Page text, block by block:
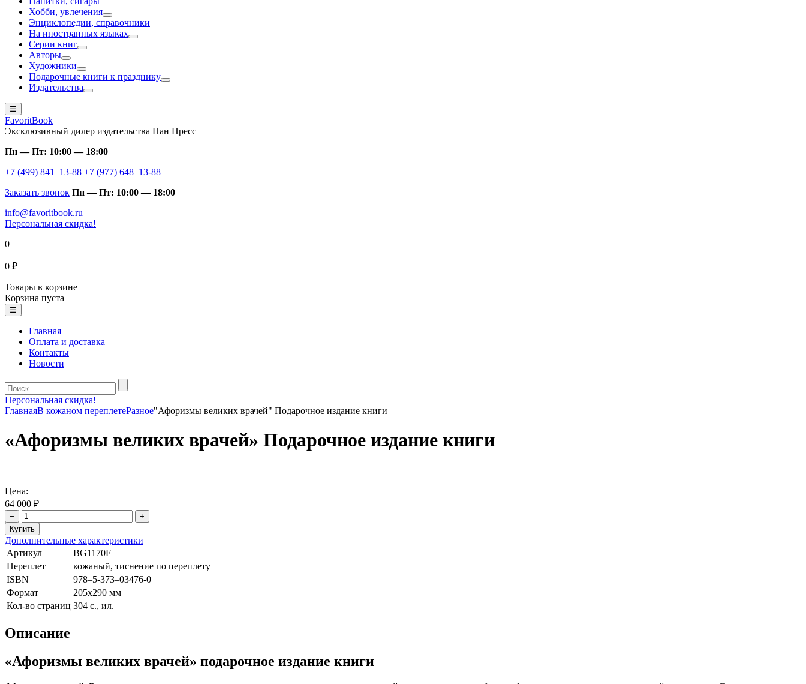
Хобби, увлечения
Энциклопедии, справочники
На иностранных языках
Серии книг
Авторы
Художники
Подарочные книги к празднику
Издательства
☰
FavoritBook
Эксклюзивный дилер издательства Пан Пресс
Пн — Пт: 10:00 — 18:00
+7 (499) 841–13-88 +7 (977) 648–13-88
Заказать звонок Пн — Пт: 10:00 — 18:00
info@favoritbook.ru
Персональная скидка!
0
0 ₽
Товары в корзине
Корзина пуста
☰
Главная
Оплата и доставка
Контакты
Новости
Персональная скидка!
ГлавнаяВ кожаном переплетеРазное"Афоризмы великих врачей" Подарочное издание книги
«Афоризмы великих врачей» Подарочное издание книги
Цена:
64 000 ₽
− +
Дополнительные характеристики
Артикул
BG1170F
Переплет
кожаный, тиснение по переплету
ISBN
978–5-373–03476-0
Формат
205х290 мм
Кол-во страниц 304 с., ил.
Описание
«Афоризмы великих врачей» подарочное издание книги